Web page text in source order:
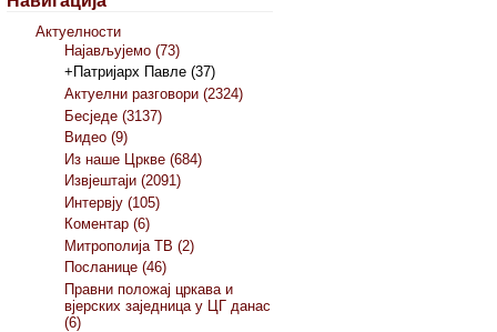
Актуелности
Најављујемо (73)
+Патријарх Павле (37)
Актуелни разговори (2324)
Бесједе (3137)
Видео (9)
Из наше Цркве (684)
Извјештаји (2091)
Интервју (105)
Коментар (6)
Митрополија ТВ (2)
Посланице (46)
Правни положај цркава и
вјерских заједница у ЦГ данас
(6)